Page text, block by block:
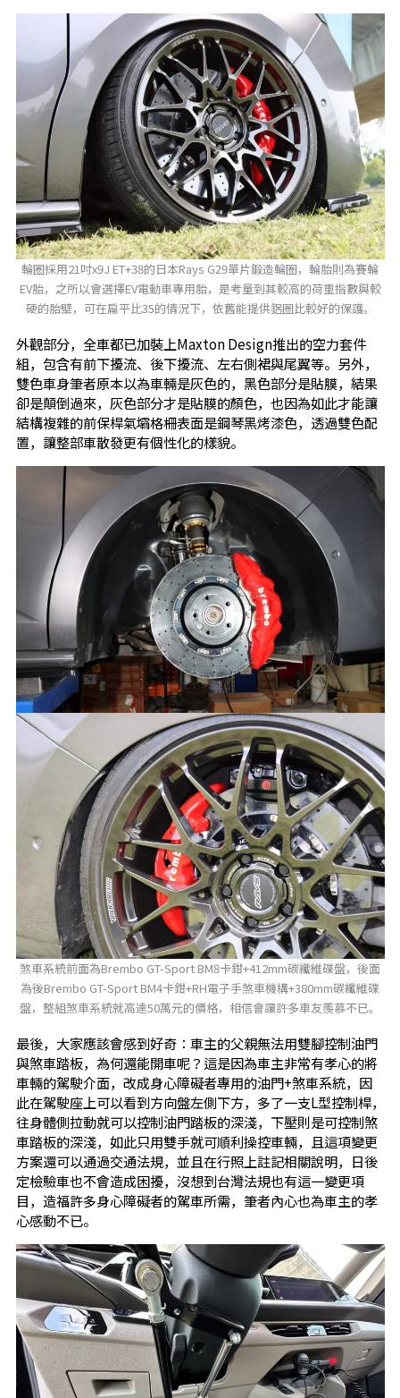
輪圈採用21吋x9J ET+38的日本Rays G29單片鍛造輪圈，輪胎則為賽輪
EV胎，之所以會選擇EV電動車專用胎，是考量到其較高的荷重指數與較
硬的胎壁，可在扁平比35的情況下，依舊能提供鋁圈比較好的保護。
外觀部分，全車都已加裝上Maxton Design推出的空力套件
組，包含有前下擾流、後下擾流、左右側裙與尾翼等。另外，
雙色車身筆者原本以為車輛是灰色的，黑色部分是貼膜，結果
卻是顛倒過來，灰色部分才是貼膜的顏色，也因為如此才能讓
結構複雜的前保桿氣壩格柵表面是鋼琴黑烤漆色，透過雙色配
置，讓整部車散發更有個性化的樣貌。
煞車系統前面為Brembo GT-Sport BM8卡鉗+412mm碳纖維碟盤，後面
為後Brembo GT-Sport BM4卡鉗+RH電子手煞車機構+380mm碳纖維碟
盤，整組煞車系統就高達50萬元的價格，相信會讓許多車友羨慕不已。
最後，大家應該會感到好奇：車主的父親無法用雙腳控制油門
與煞車踏板，為何還能開車呢？這是因為車主非常有孝心的將
車輛的駕駛介面，改成身心障礙者專用的油門+煞車系統，因
此在駕駛座上可以看到方向盤左側下方，多了一支L型控制桿，
往身體側拉動就可以控制油門踏板的深淺，下壓則是可控制煞
車踏板的深淺，如此只用雙手就可順利操控車輛，且這項變更
方案還可以通過交通法規，並且在行照上註記相關說明，日後
定檢驗車也不會造成困擾，沒想到台灣法規也有這一變更項
目，造福許多身心障礙者的駕車所需，筆者內心也為車主的孝
心感動不已。